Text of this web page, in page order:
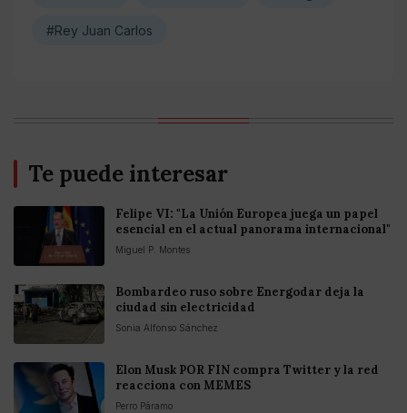
#Rey Juan Carlos
Te puede interesar
Felipe VI: "La Unión Europea juega un papel
esencial en el actual panorama internacional"
Miguel P. Montes
Bombardeo ruso sobre Energodar deja la
ciudad sin electricidad
Sonia Alfonso Sánchez
Elon Musk POR FIN compra Twitter y la red
reacciona con MEMES
Perro Páramo